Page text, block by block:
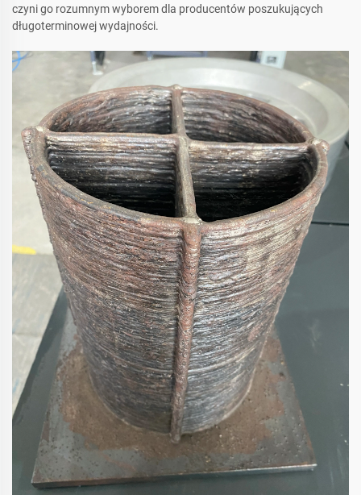
czyni go rozumnym wyborem dla producentów poszukujących
długoterminowej wydajności.